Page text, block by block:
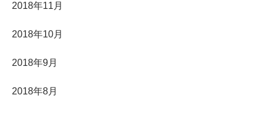
2018年11月
2018年10月
2018年9月
2018年8月